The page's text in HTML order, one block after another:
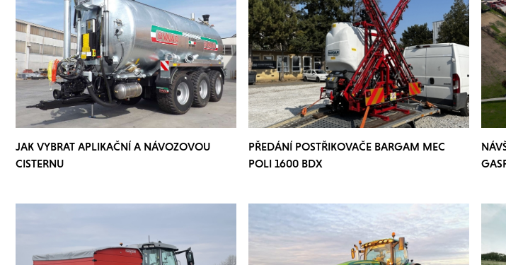
JAK VYBRAT APLIKAČNÍ A NÁVOZOVOU
CISTERNU
PŘEDÁNÍ POSTŘIKOVAČE BARGAM MEC
POLI 1600 BDX